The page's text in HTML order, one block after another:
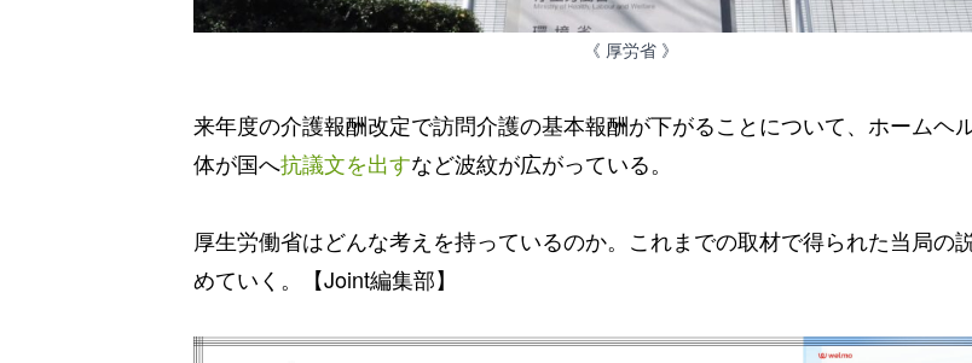
《 厚労省 》
来年度の介護報酬改定で訪問介護の基本報酬が下がることについて、ホームヘ
体が国へ抗議文を出すなど波紋が広がっている。
厚生労働省はどんな考えを持っているのか。これまでの取材で得られた当局の
めていく。【Joint編集部】